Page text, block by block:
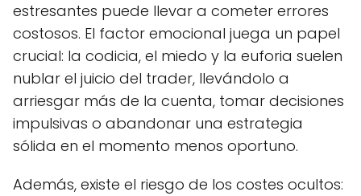
estresantes puede llevar a cometer errores
costosos. El factor emocional juega un papel
crucial: la codicia, el miedo y la euforia suelen
nublar el juicio del trader, llevándolo a
arriesgar más de la cuenta, tomar decisiones
impulsivas o abandonar una estrategia
sólida en el momento menos oportuno.
Además, existe el riesgo de los costes ocultos: